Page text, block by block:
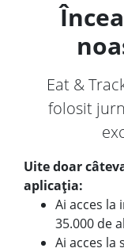
Eat &
folosit
Uite doar
aplicația:
Ai acces
35.000 de
Ai acces la